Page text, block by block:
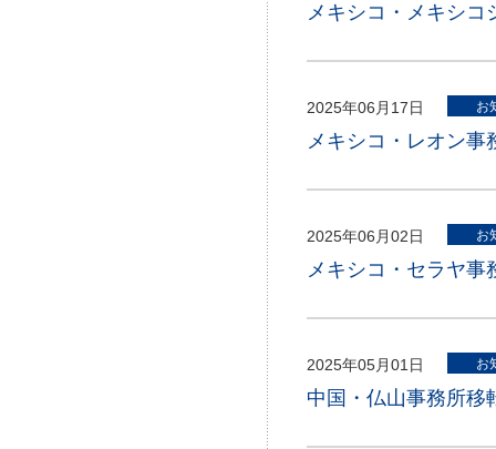
メキシコ・メキシコ
2025年06月17日 お
メキシコ・レオン事
2025年06月02日 お
メキシコ・セラヤ事
2025年05月01日 お
中国・仏山事務所移